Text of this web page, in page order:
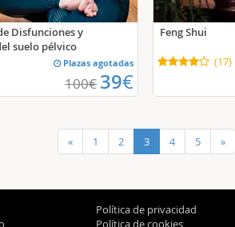
Disfunciones y
suelo pélvico
Plazas agotadas
100€ 39€
Feng Shui
(17)
« 1 2 3 4 5 »
Política de privacidad
Política de cookies